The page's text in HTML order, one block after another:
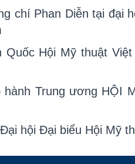
chí Phan Diễn tại đại
Hội Mỹ thuật
hành Trung ương HỘI
hội Đại biểu Hội Mỹ